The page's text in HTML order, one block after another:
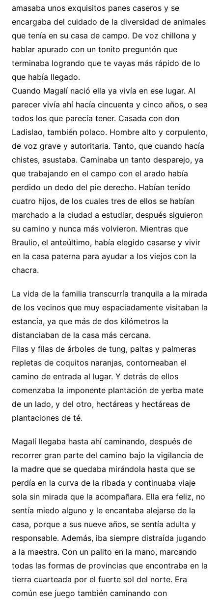
amasaba unos exquisitos panes caseros y se
encargaba del cuidado de la diversidad de animales
que tenía en su casa de campo. De voz chillona y
hablar apurado con un tonito preguntón que
terminaba logrando que te vayas más rápido de lo
que había llegado.
Cuando Magalí nació ella ya vivía en ese lugar. Al
parecer vivía ahí hacía cincuenta y cinco años, o sea
todos los que parecía tener. Casada con don
Ladislao, también polaco. Hombre alto y corpulento,
de voz grave y autoritaria. Tanto, que cuando hacía
chistes, asustaba. Caminaba un tanto desparejo, ya
que trabajando en el campo con el arado había
perdido un dedo del pie derecho. Habían tenido
cuatro hijos, de los cuales tres de ellos se habían
marchado a la ciudad a estudiar, después siguieron
su camino y nunca más volvieron. Mientras que
Braulio, el anteúltimo, había elegido casarse y vivir
en la casa paterna para ayudar a los viejos con la
chacra.
La vida de la familia transcurría tranquila a la mirada
de los vecinos que muy espaciadamente visitaban la
estancia, ya que más de dos kilómetros la
distanciaban de la casa más cercana.
Filas y filas de árboles de tung, paltas y palmeras
repletas de coquitos naranjas, contorneaban el
camino de entrada al lugar. Y detrás de ellos
comenzaba la imponente plantación de yerba mate
de un lado, y del otro, hectáreas y hectáreas de
plantaciones de té.
Magalí llegaba hasta ahí caminando, después de
recorrer gran parte del camino bajo la vigilancia de
la madre que se quedaba mirándola hasta que se
perdía en la curva de la ribada y continuaba viaje
sola sin mirada que la acompañara. Ella era feliz, no
sentía miedo alguno y le encantaba alejarse de la
casa, porque a sus nueve años, se sentía adulta y
responsable. Además, iba siempre distraída jugando
a la maestra. Con un palito en la mano, marcando
todas las formas de provincias que encontraba en la
tierra cuarteada por el fuerte sol del norte. Era
común ese juego también caminando con